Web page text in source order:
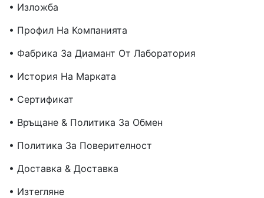
• Изложба
• Профил На Компанията
• Фабрика За Диамант От Лаборатория
• История На Марката
• Сертификат
• Връщане & Политика За Обмен
• Политика За Поверителност
• Доставка & Доставка
• Изтегляне